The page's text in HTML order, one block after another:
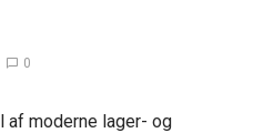
0
moderne lager- og